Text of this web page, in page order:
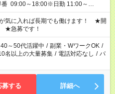
番 09:00～18:00※日勤 11:00～
・選べる施設もあるので、ご希望が
フト制。勤務地により実働時間が異
休みが必要な場合も遠慮なくご相談
気に入れば長期でも働けます！ ★開
★急募です！
40～50代活躍中 / 副業・WワークOK /
名以上の大量募集 / 電話対応なし / パ
募する 詳細へ